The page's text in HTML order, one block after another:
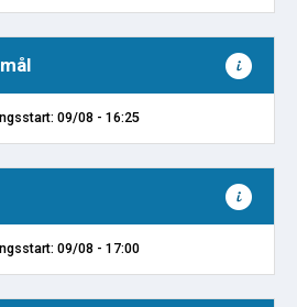
09/08 - 16:25
09/08 - 17:00